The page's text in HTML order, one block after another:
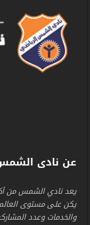
عن نادى
يعد نادي الشمس من
يكن على مستوى